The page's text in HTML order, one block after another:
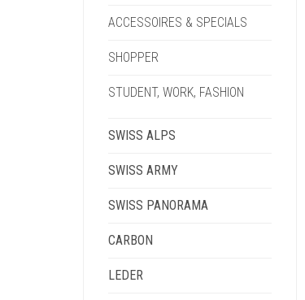
ACCESSOIRES & SPECIALS
SHOPPER
STUDENT, WORK, FASHION
SWISS ALPS
SWISS ARMY
SWISS PANORAMA
CARBON
LEDER